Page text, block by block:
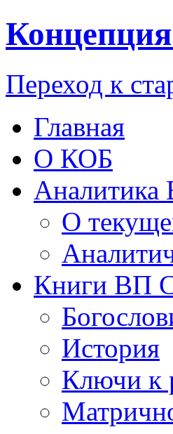
Переход к
Главная
О КОБ
О
Книги ВП
История
Ключи к